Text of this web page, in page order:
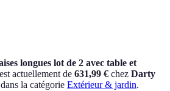
longues lot de 2 avec table et
est actuellement de 631,99 € chez Darty
la catégorie Extérieur & jardin.